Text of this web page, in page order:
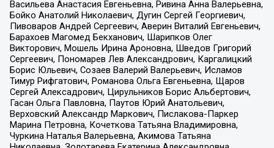
Васильева Анастасия Евгеньевна, Ривина Анна Валерьевна,
Бойко Анатолий Николаевич, Дугин Сергей Георгиевич,
Пивоваров Андрей Сергеевич, Аверин Виталий Евгеньевич,
Барахоев Магомед Бекханович, Шарипков Олег
Викторович, Мошель Ирина Ароновна, Шведов Григорий
Сергеевич, Пономарев Лев Александрович, Каргалицкий
Борис Юльевич, Созаев Валерий Валерьевич, Исламов
Тимур Рифгатович, Романова Ольга Евгеньевна, Щаров
Сергей Алексадрович, Цирульников Борис Альбертович,
Гасан Ольга Павловна, Паутов Юрий Анатольевич,
Верховский Александр Маркович, Пислакова-Паркер
Марина Петровна, Кочеткова Татьяна Владимировна,
Чуркина Наталья Валерьевна, Акимова Татьяна